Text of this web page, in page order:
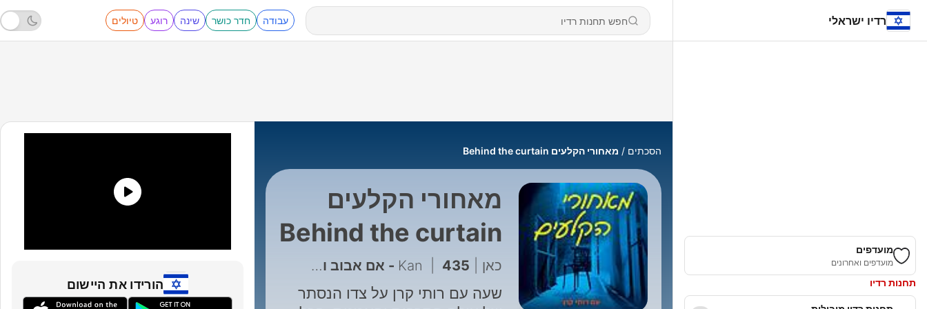
רדיו ישראלי עבודה חדר כושר שינה רוגע טיולים
מועדפים
מועדפים ואחרונים
תחנות רדיו
הסכתים מאחורי הקלעים Behind the curtain
מאחורי הקלעים
Behind the curtain
כאן | Kan 435 - אם אבוב ובסון היו עושים ילד, הוא היה 'קרן אנגלית'- דימה מלכין
שעה עם רותי קרן על צדו הנסתר
הורידו את היישום